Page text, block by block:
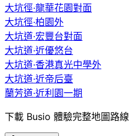
大坑徑·龍華花園對面
大坑徑·柏園外
大坑道·宏豐台對面
大坑道·近優悠台
大坑道·香港真光中學外
大坑道·近帝后臺
蘭芳道·近利園一期
下載 Busio 體驗完整地圖路線